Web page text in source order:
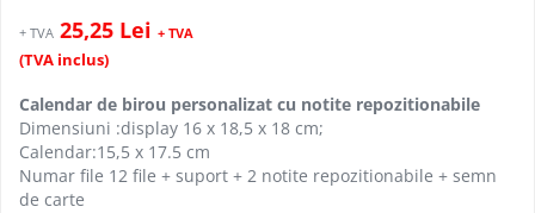
+ TVA 25,25 Lei + TVA
(TVA inclus)
Calendar de birou personalizat cu notite repozitionabile
Dimensiuni :display 16 x 18,5 x 18 cm;
Calendar:15,5 x 17.5 cm
Numar file 12 file + suport + 2 notite repozitionabile + semn
de carte